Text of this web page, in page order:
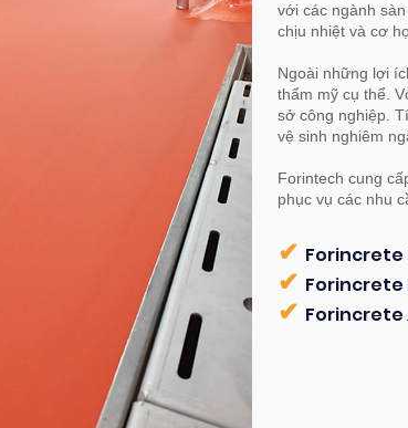
với các ngành
chịu nhiệt và cơ
Ngoài những lợi
thẩm mỹ cụ thể.
sở công nghiệp.
vệ sinh nghiêm
Forintech cung
phục vụ các nhu
✔ Forincrete
✔ Forincrete
✔ Forincrete